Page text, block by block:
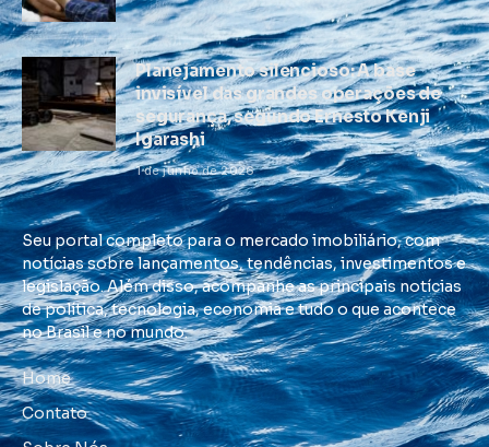
Planejamento silencioso: A base
invisível das grandes operações de
segurança, segundo Ernesto Kenji
Igarashi
1 de junho de 2026
Seu portal completo para o mercado imobiliário, com
notícias sobre lançamentos, tendências, investimentos e
legislação. Além disso, acompanhe as principais notícias
de política, tecnologia, economia e tudo o que acontece
no Brasil e no mundo.
Home
Contato